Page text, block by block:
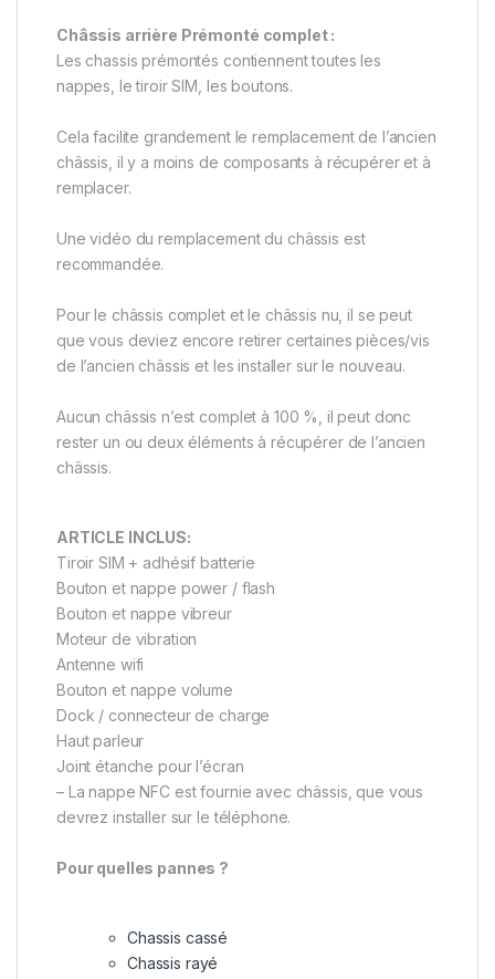
Châssis arrière Prémonté complet :
Les chassis prémontés contiennent toutes les
nappes, le tiroir SIM, les boutons.
Cela facilite grandement le remplacement de l’ancien
châssis, il y a moins de composants à récupérer et à
remplacer.
Une vidéo du remplacement du châssis est
recommandée.
Pour le châssis complet et le châssis nu, il se peut
que vous deviez encore retirer certaines pièces/vis
de l’ancien châssis et les installer sur le nouveau.
Aucun châssis n’est complet à 100 %, il peut donc
rester un ou deux éléments à récupérer de l’ancien
châssis.
ARTICLE INCLUS:
Tiroir SIM + adhésif batterie
Bouton et nappe power / flash
Bouton et nappe vibreur
Moteur de vibration
Antenne wifi
Bouton et nappe volume
Dock / connecteur de charge
Haut parleur
Joint étanche pour l’écran
– La nappe NFC est fournie avec châssis, que vous
devrez installer sur le téléphone.
Pour quelles pannes ?
Chassis cassé
Chassis rayé